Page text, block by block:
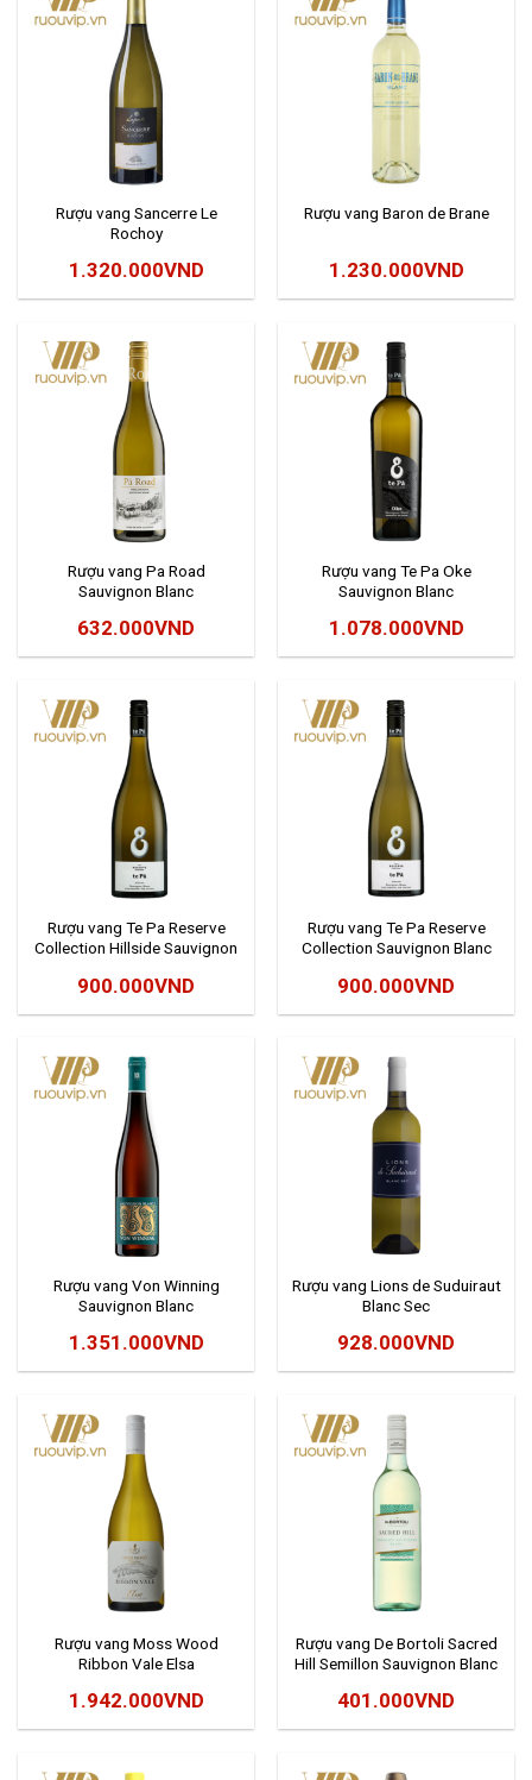
Rượu vang Sancerre Le
Rochoy
1.320.000VND
Rượu vang Baron de Brane
1.230.000VND
Rượu vang Pa Road
Sauvignon Blanc
632.000VND
Rượu vang Te Pa Oke
Sauvignon Blanc
1.078.000VND
Rượu vang Te Pa Reserve
Collection Hillside Sauvignon
900.000VND
Rượu vang Te Pa Reserve
Collection Sauvignon Blanc
900.000VND
Rượu vang Von Winning
Sauvignon Blanc
1.351.000VND
Rượu vang Lions de Suduiraut
Blanc Sec
928.000VND
Rượu vang Moss Wood
Ribbon Vale Elsa
1.942.000VND
Rượu vang De Bortoli Sacred
Hill Semillon Sauvignon Blanc
401.000VND